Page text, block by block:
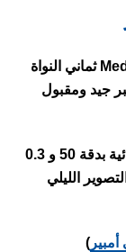
ثماني النواة
يعتبر جيد ومقبول
يأتي هاتف Infinix Hot 30 بكاميرا خلفية ثنائية بدقة 50 و 0.3
الليلي
)